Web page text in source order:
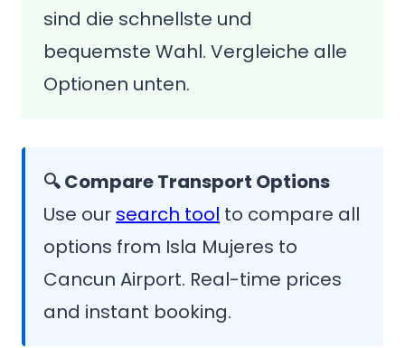
sind die schnellste und
bequemste Wahl. Vergleiche alle
Optionen unten.
🔍 Compare Transport Options
Use our search tool to compare all
options from Isla Mujeres to
Cancun Airport. Real-time prices
and instant booking.